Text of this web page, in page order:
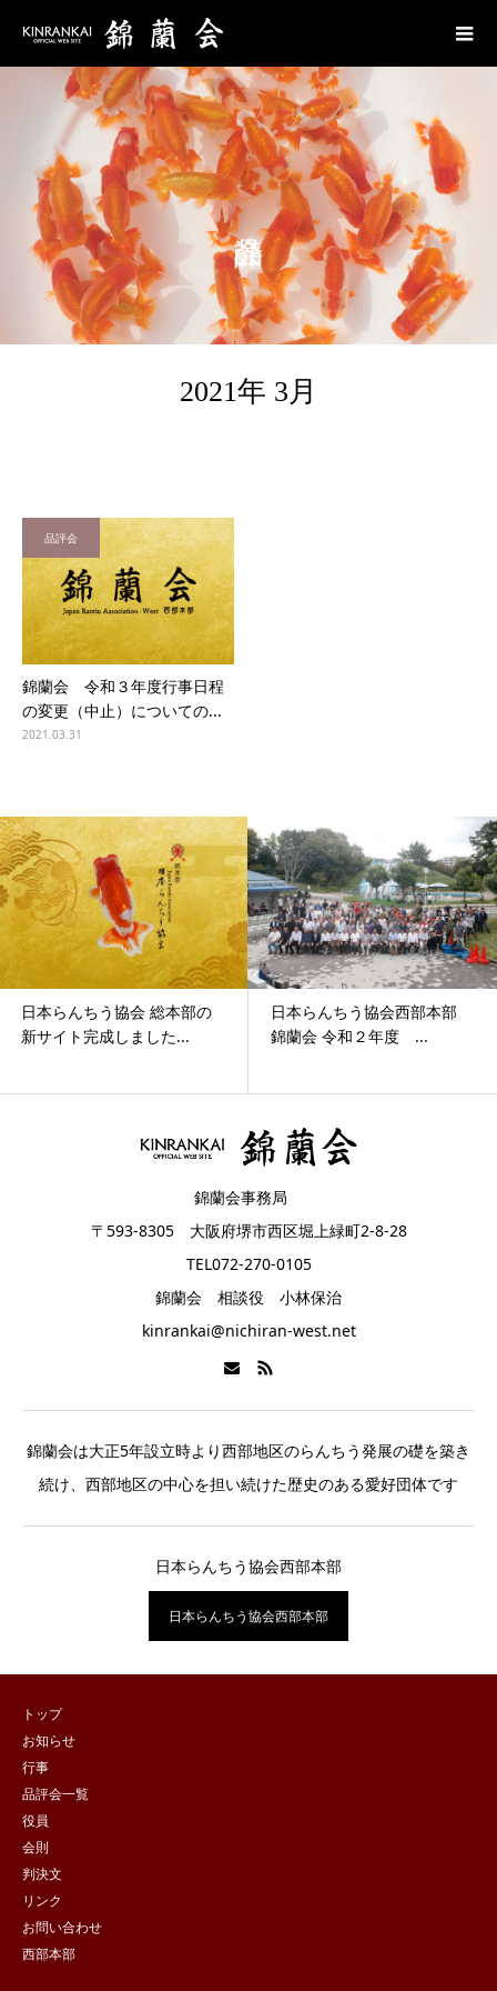
2021年 3月
品評会
錦蘭会 令和３年度行事日程
の変更（中止）についての...
2021.03.31
日本らんちう協会 総本部の
新サイト完成しました...
日本らんちう協会西部本部
錦蘭会 令和２年度 ...
錦蘭会事務局
〒593-8305 大阪府堺市西区堀上緑町2-8-28
TEL072-270-0105
錦蘭会 相談役 小林保治
kinrankai@nichiran-west.net
錦蘭会は大正5年設立時より西部地区のらんちう発展の礎を築き
続け、西部地区の中心を担い続けた歴史のある愛好団体です
日本らんちう協会西部本部
日本らんちう協会西部本部
トップ
お知らせ
行事
品評会一覧
役員
会則
判決文
リンク
お問い合わせ
西部本部